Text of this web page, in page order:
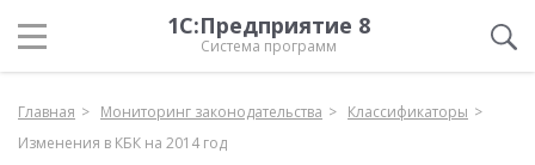
1С:Предприятие 8
Система программ
Главная Мониторинг законодательства
Классификаторы
Изменения в КБК на 2014 год